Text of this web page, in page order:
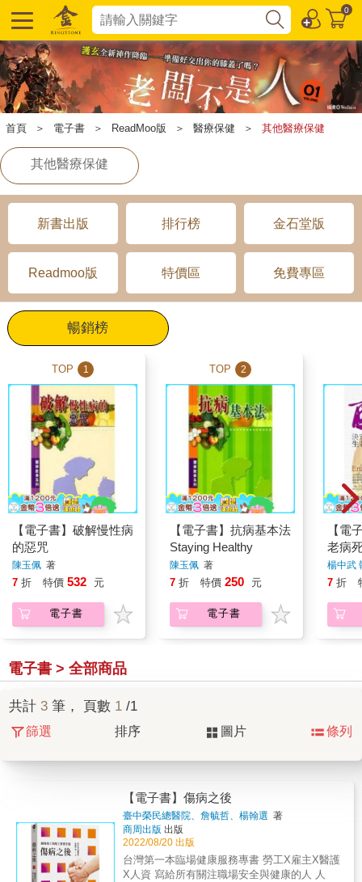
0
首頁 ＞ 電子書 ＞ ReadMoo版 ＞ 醫療保健 ＞ 其他醫療保健
其他醫療保健
新書出版 排行榜 金石堂版
Readmoo版 特價區 免費專區
暢銷榜
TOP 1
【電子書】破解慢性病
的惡咒
陳玉佩 著
7 折 特價 532 元
電子書
TOP 2
【電子書】抗病基本法
Staying Healthy
陳玉佩 著
7 折 特價 250 元
電子書
【電
老病
楊中武
7 折
電子書 > 全部商品
共計 3 筆， 頁數 1 /1
篩選 排序 圖片 條列
【電子書】傷病之後
臺中榮民總醫院、詹毓哲、楊翰選 著
商周出版 出版
2022/08/20 出版
台灣第一本臨場健康服務專書 勞工X雇主X醫護
X人資 寫給所有關注職場安全與健康的人 人